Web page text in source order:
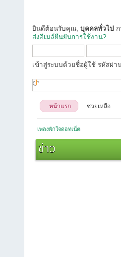
ยินดีต้อนรับคุณ, บุคคลทั่วไป
ส่งอีเมล์ยืนยันการใช้งาน?
เข้าสู่ระบบด้วยชื่อผู้ใช้ รหัสผ่า
หน้าแรก ช่วยเหลือ
เพลงพักใจดอทเน็ต
ข่าว